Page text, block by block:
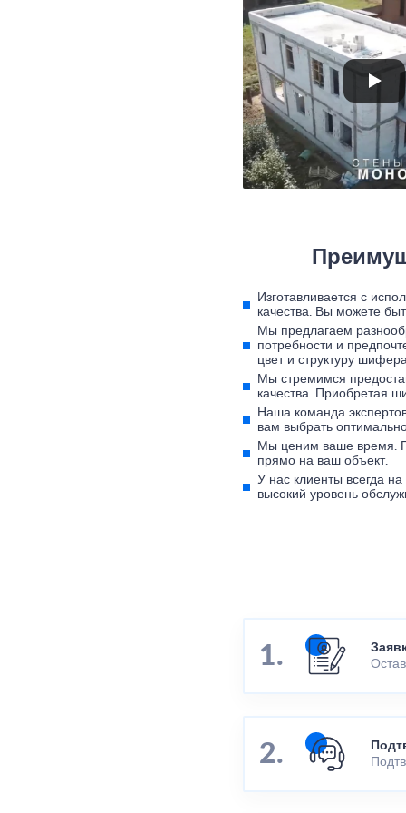
Изготавливается с
качества. Вы можете
Мы предлагаем
потребности и
цвет и структуру
Мы стремимся
качества. Приобретая
Наша команда
вам выбрать
Мы ценим ваше время.
прямо на ваш объект.
У нас клиенты всегда
высокий уровень